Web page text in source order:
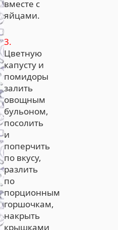
вместе с
яйцами.
3.
Цветную
капусту и
помидоры
залить
овощным
бульоном,
посолить
и
поперчить
по вкусу,
разлить
по
порционным
горшочкам,
накрыть
крышками